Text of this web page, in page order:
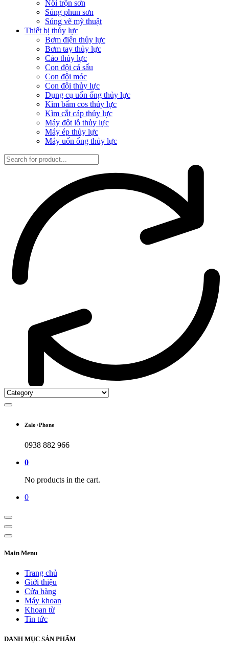
Nồi trộn sơn
Súng phun sơn
Súng vẽ mỹ thuật
Thiết bị thủy lực
Bơm điện thủy lực
Bơm tay thủy lực
Cảo thủy lực
Con đội cá sấu
Con đội móc
Con đội thủy lực
Dụng cụ uốn ống thủy lực
Kìm bấm cos thủy lực
Kìm cắt cáp thủy lực
Máy đột lỗ thủy lực
Máy ép thủy lực
Máy uốn ống thủy lực
Zalo+Phone
0938 882 966
0
No products in the cart.
0
Main Menu
Trang chủ
Giới thiệu
Cửa hàng
Máy khoan
Khoan từ
Tin tức
DANH MỤC SẢN PHẨM